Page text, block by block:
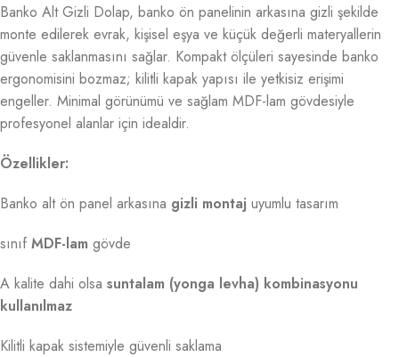
Banko Alt Gizli Dolap, banko ön panelinin arkasına gizli şekilde
monte edilerek evrak, kişisel eşya ve küçük değerli materyallerin
güvenle saklanmasını sağlar. Kompakt ölçüleri sayesinde banko
ergonomisini bozmaz; kilitli kapak yapısı ile yetkisiz erişimi
engeller. Minimal görünümü ve sağlam MDF-lam gövdesiyle
profesyonel alanlar için idealdir.
Özellikler:
Banko alt ön panel arkasına gizli montaj uyumlu tasarım
sınıf MDF-lam gövde
A kalite dahi olsa suntalam (yonga levha) kombinasyonu
kullanılmaz
Kilitli kapak sistemiyle güvenli saklama